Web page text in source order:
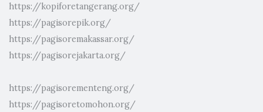
https://kopiforetangerang.org/
https://pagisorepik.org/
https://pagisoremakassar.org/
https://pagisorejakarta.org/
https://pagisorementeng.org/
https://pagisoretomohon.org/